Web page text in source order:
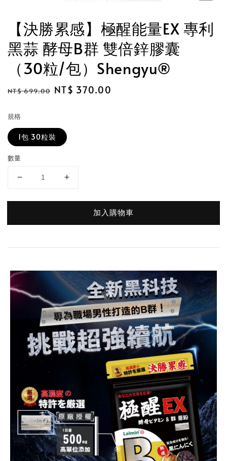
【決勝累感】極醒能量EX 專利
黑蒜 酵母B群 雙倍鋅膠囊
（30粒/包）Shengyu®
Regular
NT$ 699.00 Sale
NT$ 370.00
規格
1包 30粒裝
數量
加入購物車